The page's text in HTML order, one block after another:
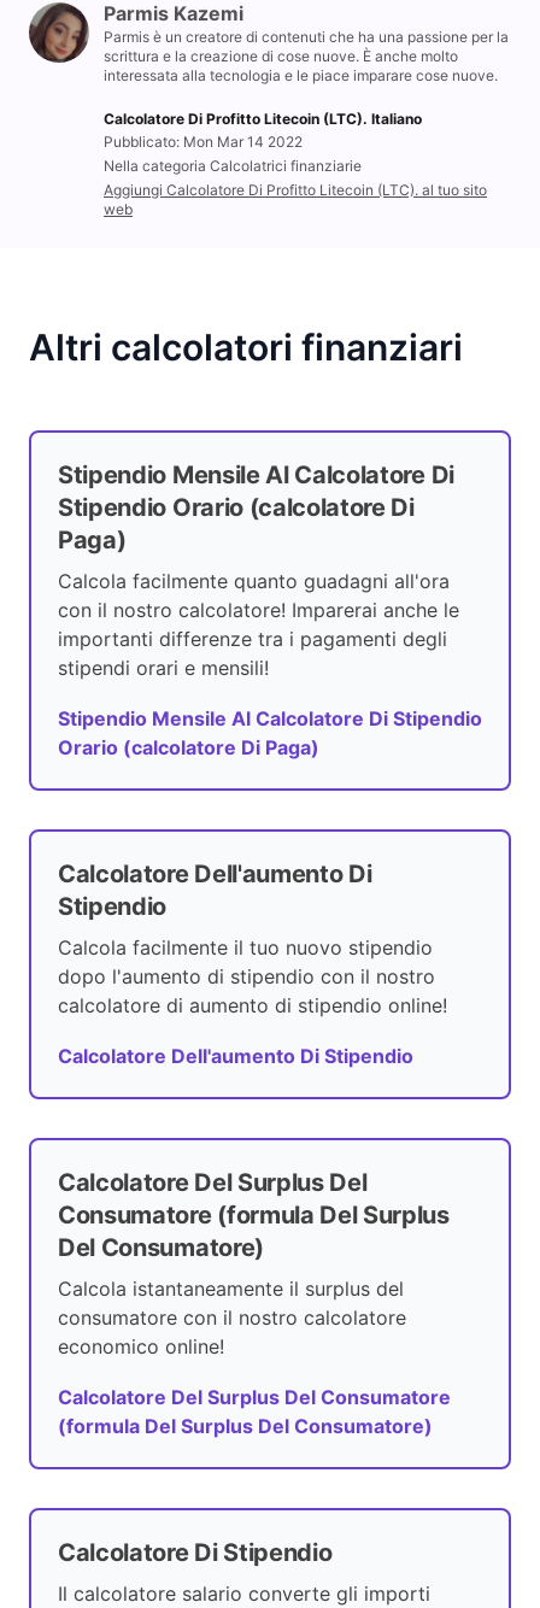
Parmis Kazemi
Parmis è un creatore di contenuti che ha una passione per la
scrittura e la creazione di cose nuove. È anche molto
interessata alla tecnologia e le piace imparare cose nuove.
Calcolatore Di Profitto Litecoin (LTC). Italiano
Pubblicato: Mon Mar 14 2022
Nella categoria Calcolatrici finanziarie
Aggiungi Calcolatore Di Profitto Litecoin (LTC). al tuo sito
web
Altri calcolatori finanziari
Stipendio Mensile Al Calcolatore Di
Stipendio Orario (calcolatore Di
Paga)
Calcola facilmente quanto guadagni all'ora
con il nostro calcolatore! Imparerai anche le
importanti differenze tra i pagamenti degli
stipendi orari e mensili!
Stipendio Mensile Al Calcolatore Di Stipendio
Orario (calcolatore Di Paga)
Calcolatore Dell'aumento Di
Stipendio
Calcola facilmente il tuo nuovo stipendio
dopo l'aumento di stipendio con il nostro
calcolatore di aumento di stipendio online!
Calcolatore Dell'aumento Di Stipendio
Calcolatore Del Surplus Del
Consumatore (formula Del Surplus
Del Consumatore)
Calcola istantaneamente il surplus del
consumatore con il nostro calcolatore
economico online!
Calcolatore Del Surplus Del Consumatore
(formula Del Surplus Del Consumatore)
Calcolatore Di Stipendio
Il calcolatore salario converte gli importi